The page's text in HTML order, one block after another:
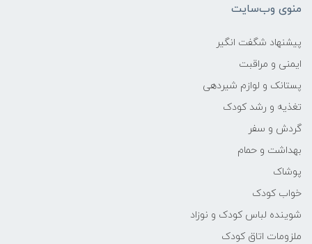
منوی وب‌سایت
پیشنهاد شگفت انگیر
ایمنی و مراقبت
پستانک و لوازم شیردهی
تغذیه و رشد کودک
گردش و سفر
بهداشت و حمام
پوشاک
خواب کودک
شوینده لباس کودک و نوزاد
ملزومات اتاق کودک